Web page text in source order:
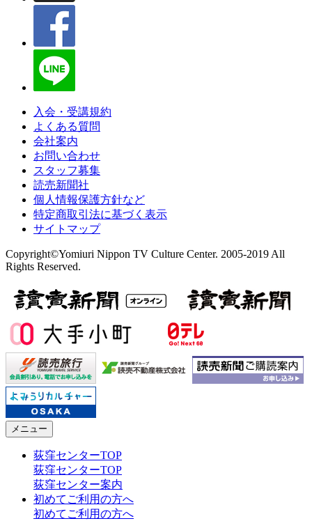
入会・受講規約
よくある質問
会社案内
お問い合わせ
スタッフ募集
読売新聞社
個人情報保護方針など
特定商取引法に基づく表示
サイトマップ
Copyright©Yomiuri Nippon TV Culture Center. 2005-2019 All
Rights Reserved.
メニュー
荻窪センターTOP
荻窪センターTOP
荻窪センター案内
初めてご利用の方へ
初めてご利用の方へ